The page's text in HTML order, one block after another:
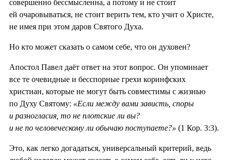
совершенно бессмысленна, а потому и не стоит
ей очаровываться, не стоит верить тем, кто учит о Христе,
не имея при этом даров Святого Духа.
Но кто может сказать о самом себе, что он духовен?
Апостол Павел даёт ответ на этот вопрос. Он упоминает
все те очевидные и бесспорные грехи коринфских
христиан, которые не могут быть совместимы с жизнью
по Духу Святому: «Если между вами зависть, споры
и разногласия, то не плотские ли вы?
и не по человеческому ли обычаю поступаете?» (1 Кор. 3:3).
Это, как легко догадаться, универсальный критерий, ведь